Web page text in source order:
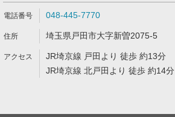
048-445-7770
埼玉県戸田市大字新曽2075-5
JR埼京線 戸田より 徒歩 約13分
JR埼京線 北戸田より 徒歩 約14分